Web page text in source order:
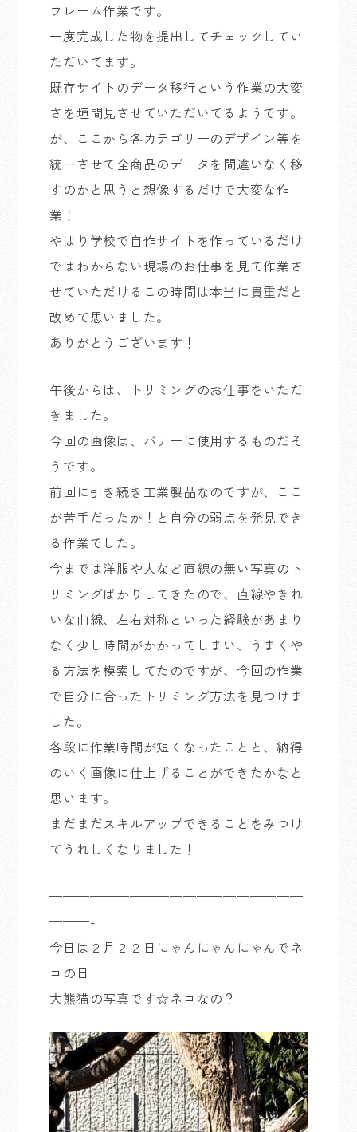
フレーム作業です。
一度完成した物を提出してチェックしてい
ただいてます。
既存サイトのデータ移行という作業の大変
さを垣間見させていただいてるようです。
が、ここから各カテゴリーのデザイン等を
統一させて全商品のデータを間違いなく移
すのかと思うと想像するだけで大変な作
業！
やはり学校で自作サイトを作っているだけ
ではわからない現場のお仕事を見て作業さ
せていただけるこの時間は本当に貴重だと
改めて思いました。
ありがとうございます！
午後からは、トリミングのお仕事をいただ
きました。
今回の画像は、バナーに使用するものだそ
うです。
前回に引き続き工業製品なのですが、ここ
が苦手だったか！と自分の弱点を発見でき
る作業でした。
今までは洋服や人など直線の無い写真のト
リミングばかりしてきたので、直線やきれ
いな曲線、左右対称といった経験があまり
なく少し時間がかかってしまい、うまくや
る方法を模索してたのですが、今回の作業
で自分に合ったトリミング方法を見つけま
した。
各段に作業時間が短くなったことと、納得
のいく画像に仕上げることができたかなと
思います。
まだまだスキルアップできることをみつけ
てうれしくなりました！
———————————————————
———-
今日は２月２２日にゃんにゃんにゃんでネ
コの日
大熊猫の写真です☆ネコなの？